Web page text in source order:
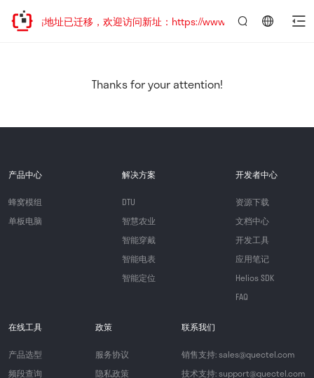
网站地址已迁移，欢迎访问新址：https://www.quectel.com.cn
Thanks for your attention!
产品中心
蜂窝模组
单板电脑
解决方案
DTU
智慧农业
智能穿戴
智能电表
智能定位
开发者中心
资源下载
文档中心
开发工具
应用笔记
Helios SDK
FAQ
在线工具
产品选型
频段查询
政策
服务协议
隐私政策
联系我们
销售支持: sales@quectel.com
技术支持: support@quectel.com